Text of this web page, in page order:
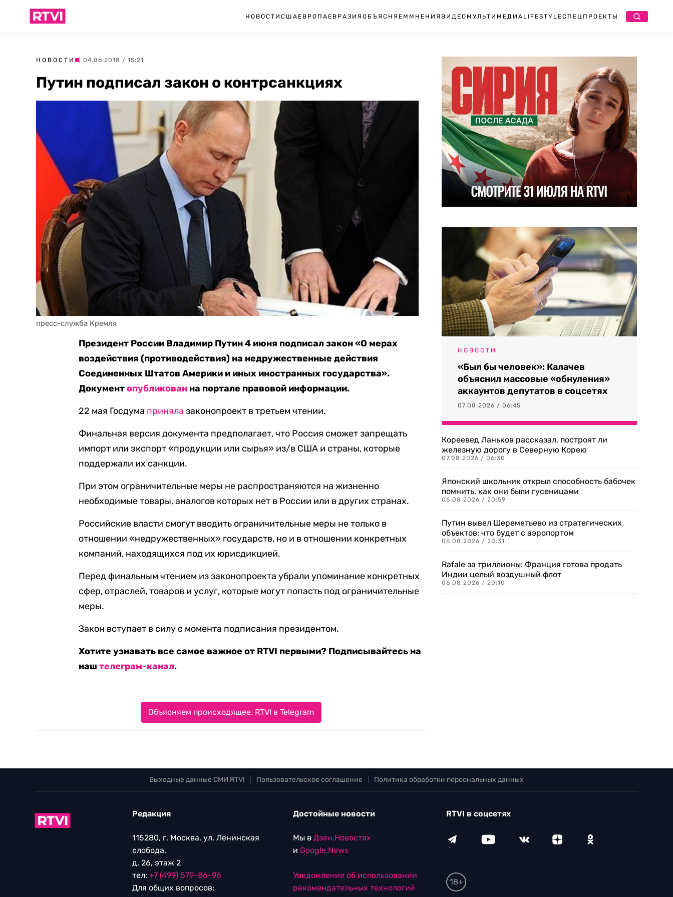
НОВОСТИ США ЕВРОПА ЕВРАЗИЯ ОБЪЯСНЯЕМ МНЕНИЯ ВИДЕО МУЛЬТИМЕДИА LIFESTYLEСПЕЦПРОЕКТЫ
НОВОСТИ | 04.06.2018 / 15:21
Путин подписал закон о контрсанкциях
пресс-служба Кремля
Президент России Владимир Путин 4 июня подписал закон «О мерах
воздействия (противодействия) на недружественные действия
Соединенных Штатов Америки и иных иностранных государства».
Документопубликован на портале правовой информации.
22 мая Госдума приняла законопроект в третьем чтении.
Финальная версия документа предполагает, что Россия сможет запрещать
импорт или экспорт «продукции или сырья» из/в США и страны, которые
поддержали их санкции.
При этом ограничительные меры не распространяются на жизненно
необходимые товары, аналогов которых нет в России или в других странах.
Российские власти смогут вводить ограничительные меры не только в
отношении «недружественных» государств, но и в отношении конкретных
компаний, находящихся под их юрисдикцией.
Перед финальным чтением из законопроекта убрали упоминание конкретных
сфер, отраслей, товаров и услуг, которые могут попасть под ограничительные
меры.
Закон вступает в силу с момента подписания президентом.
Хотите узнавать все самое важное от RTVI первыми? Подписывайтесь на
наштелеграм-канал.
Объясняем происходящее. RTVI в Telegram
НОВОСТИ
«Был бы человек»: Калачев
объяснил массовые «обнуления»
аккаунтов депутатов в соцсетях
07.08.2026 / 06:45
Кореевед Ланьков рассказал, построят ли
железную дорогу в Северную Корею
07.08.2026 / 06:30
Японский школьник открыл способность бабочек
помнить, как они были гусеницами
06.08.2026 / 20:59
Путин вывел Шереметьево из стратегических
объектов: что будет с аэропортом
06.08.2026 / 20:31
Rafale за триллионы: Франция готова продать
Индии целый воздушный флот
06.08.2026 / 20:10
Выходные данные СМИ RTVI Пользовательское соглашение Политика обработки персональных данных
Редакция
115280, г. Москва, ул. Ленинская
слобода,
д. 26, этаж 2
тел: +7 (499) 579-86-96
Для общих вопросов:
Достойные новости
Мы в Дзен.Новостях
и Google.News
Уведомление об использовании
рекомендательных технологий
RTVI в соцсетях
18+